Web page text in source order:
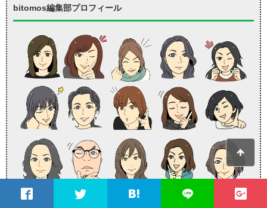
bitomos編集部プロフィール
そのライターの経歴や性格を知れば、今後どんどんbitomosの記